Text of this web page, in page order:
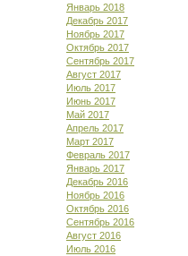
Январь 2018
Декабрь 2017
Ноябрь 2017
Октябрь 2017
Сентябрь 2017
Август 2017
Июль 2017
Июнь 2017
Май 2017
Апрель 2017
Март 2017
Февраль 2017
Январь 2017
Декабрь 2016
Ноябрь 2016
Октябрь 2016
Сентябрь 2016
Август 2016
Июль 2016